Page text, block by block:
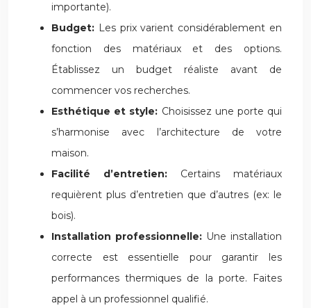
importante).
Budget: Les prix varient considérablement en
fonction des matériaux et des options.
Établissez un budget réaliste avant de
commencer vos recherches.
Esthétique et style: Choisissez une porte qui
s’harmonise avec l’architecture de votre
maison.
Facilité d’entretien: Certains matériaux
requièrent plus d’entretien que d’autres (ex: le
bois).
Installation professionnelle: Une installation
correcte est essentielle pour garantir les
performances thermiques de la porte. Faites
appel à un professionnel qualifié.